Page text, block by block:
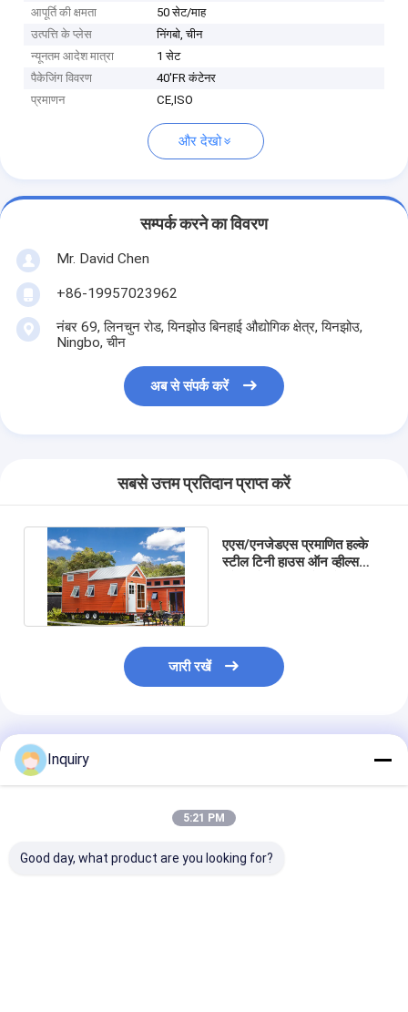
आपूर्ति की क्षमता
50 सेट/माह
उत्पत्ति के प्लेस
निंगबो, चीन
न्यूनतम आदेश मात्रा
1 सेट
पैकेजिंग विवरण
40'FR कंटेनर
प्रमाणन
CE,ISO
और देखो
सम्पर्क करने का विवरण
Mr. David Chen
+86-19957023962
नंबर 69, लिनचुन रोड, यिनझोउ बिनहाई औद्योगिक क्षेत्र, यिनझोउ,
Ningbo, चीन
अब से संपर्क करें
सबसे उत्तम प्रतिदान प्राप्त करें
एएस/एनजेडएस प्रमाणित हल्के
स्टील टिनी हाउस ऑन व्हील्स
जारी रखें
अनुशंसित उत्पाद
Inquiry
5:21 PM
Good day, what product are you looking for?